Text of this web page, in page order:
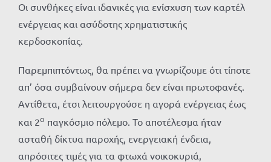
Οι συνθήκες είναι ιδανικές για ενίσχυση των καρτέλ
ενέργειας και ασύδοτης χρηματιστικής
κερδοσκοπίας.
Παρεμπιπτόντως, θα πρέπει να γνωρίζουμε ότι τίποτε
απ’ όσα συμβαίνουν σήμερα δεν είναι πρωτοφανές.
Αντίθετα, έτσι λειτουργούσε η αγορά ενέργειας έως
και 2ο παγκόσμιο πόλεμο. Το αποτέλεσμα ήταν
ασταθή δίκτυα παροχής, ενεργειακή ένδεια,
απρόσιτες τιμές για τα φτωχά νοικοκυριά,